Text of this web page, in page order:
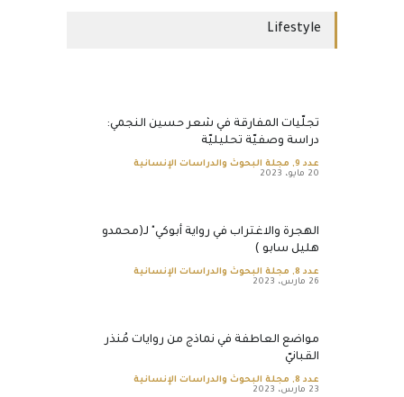
Lifestyle
تجلّيات المفارقة في شعر حسين النجمي:
دراسة وصفيّة تحليليّة
عدد 9 , مجلة البحوث والدراسات الإنسانية
20 مايو، 2023
الهجرة والاغتراب في رواية أبوكي" لـ(محمدو
هليل سابو )
عدد 8 , مجلة البحوث والدراسات الإنسانية
26 مارس، 2023
مواضع العاطفة في نماذج من روايات مُنذر
القبانيّ
عدد 8 , مجلة البحوث والدراسات الإنسانية
23 مارس، 2023